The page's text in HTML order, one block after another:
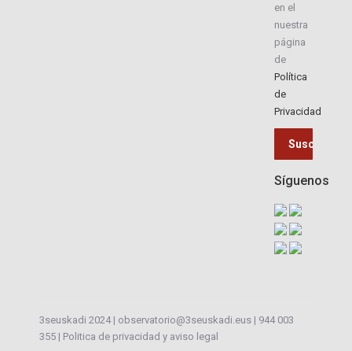
en el
nuestra
página
de
Política
de
Privacidad
Síguenos
3seuskadi 2024 | observatorio@3seuskadi.eus | 944 003
355 | Politica de privacidad y aviso legal